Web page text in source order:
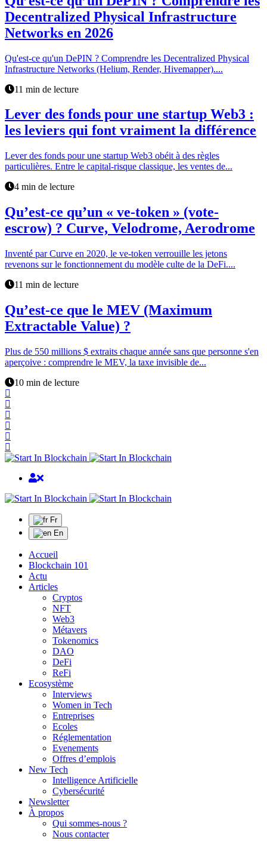
Decentralized Physical Infrastructure
Networks en 2026
Qu'est-ce qu'un DePIN ? Comprendre les Decentralized Physical
Infrastructure Networks (Helium, Render, Hivemapper)....
11 min de lecture
Lever des fonds pour une startup Web3 :
les leviers qui font vraiment la différence
Lever des fonds pour une startup Web3 obéit à des règles
particulières. Entre le capital-risque classique, les ventes de...
4 min de lecture
Qu’est-ce qu’un « ve-token » (vote-
escrow) ? Curve, Velodrome, Aerodrome
Inventé par Curve en 2020, le ve-token verrouille les jetons
revenons sur le fonctionnement du modèle culte de la DeFi....
11 min de lecture
Qu’est-ce que le MEV (Maximum
Extractable Value) ?
Plus de 550 millions $ extraits chaque année sans que personne s'en
aperçoive : comprendre le MEV, la taxe invisible de...
10 min de lecture
Fr
En
Accueil
Blockchain 101
Actu
Articles
Cryptos
NFT
Web3
Métavers
Tokenomics
DAO
DeFi
ReFi
Ecosystème
Interviews
Women in Tech
Entreprises
Ecoles
Réglementation
Evenements
Offres d’emplois
New Tech
Intelligence Artificielle
Cybersécurité
Newsletter
À propos
Qui sommes-nous ?
Nous contacter